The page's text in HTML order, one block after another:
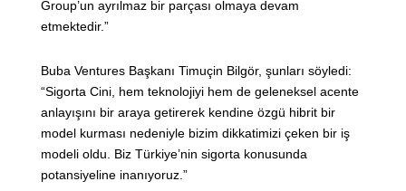
Group’un ayrılmaz bir parçası olmaya devam
etmektedir.”
Buba Ventures Başkanı Timuçin Bilgör, şunları söyledi:
“Sigorta Cini, hem teknolojiyi hem de geleneksel acente
anlayışını bir araya getirerek kendine özgü hibrit bir
model kurması nedeniyle bizim dikkatimizi çeken bir iş
modeli oldu. Biz Türkiye’nin sigorta konusunda
potansiyeline inanıyoruz.”